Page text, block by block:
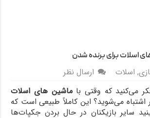
اسلات برای برنده شدن
, اسلات
ارسال نظر
می‌کنید که وقتی باماشین‌‌ های اسلات
اشتباه می‌شوید؟ این کاملاً طبیعی است که
سایر بازیکنان در حال بردن جکپات‌ها